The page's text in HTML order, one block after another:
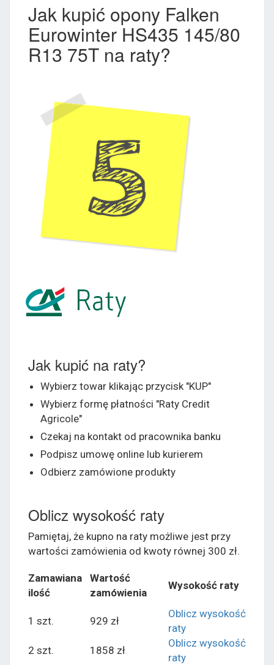
Jak kupić opony Falken
Eurowinter HS435 145/80
R13 75T na raty?
Jak kupić na raty?
Wybierz towar klikając przycisk "KUP"
Wybierz formę płatności "Raty Credit
Agricole"
Czekaj na kontakt od pracownika banku
Podpisz umowę online lub kurierem
Odbierz zamówione produkty
Oblicz wysokość raty
Pamiętaj, że kupno na raty możliwe jest przy
wartości zamówienia od kwoty równej 300 zł.
Zamawiana
ilość
Wartość
zamówienia
Wysokość raty
1 szt. 929 zł
Oblicz wysokość
raty
2 szt.
1858 zł
Oblicz wysokość
raty